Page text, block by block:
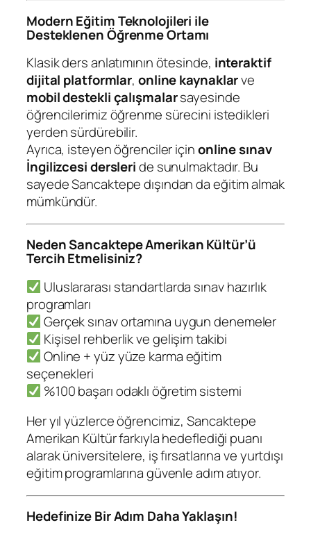
Modern Eğitim Teknolojileri ile
Desteklenen Öğrenme Ortamı
Klasik ders anlatımının ötesinde, interaktif
dijital platformlar, online kaynaklarve
mobil destekli çalışmalarsayesinde
öğrencilerimiz öğrenme sürecini istedikleri
yerden sürdürebilir.
Ayrıca, isteyen öğrenciler içinonline sınav
İngilizcesi dersleride sunulmaktadır. Bu
sayede Sancaktepe dışından da eğitim almak
mümkündür.
Neden Sancaktepe Amerikan Kültür’ü
Tercih Etmelisiniz?
Uluslararası standartlarda sınav hazırlık
programları
Gerçek sınav ortamına uygun denemeler
Kişisel rehberlik ve gelişim takibi
Online + yüz yüze karma eğitim
seçenekleri
%100 başarı odaklı öğretim sistemi
Her yıl yüzlerce öğrencimiz, Sancaktepe
Amerikan Kültür farkıyla hedeflediği puanı
alarak üniversitelere, iş fırsatlarına ve yurtdışı
eğitim programlarına güvenle adım atıyor.
Hedefinize Bir Adım Daha Yaklaşın!